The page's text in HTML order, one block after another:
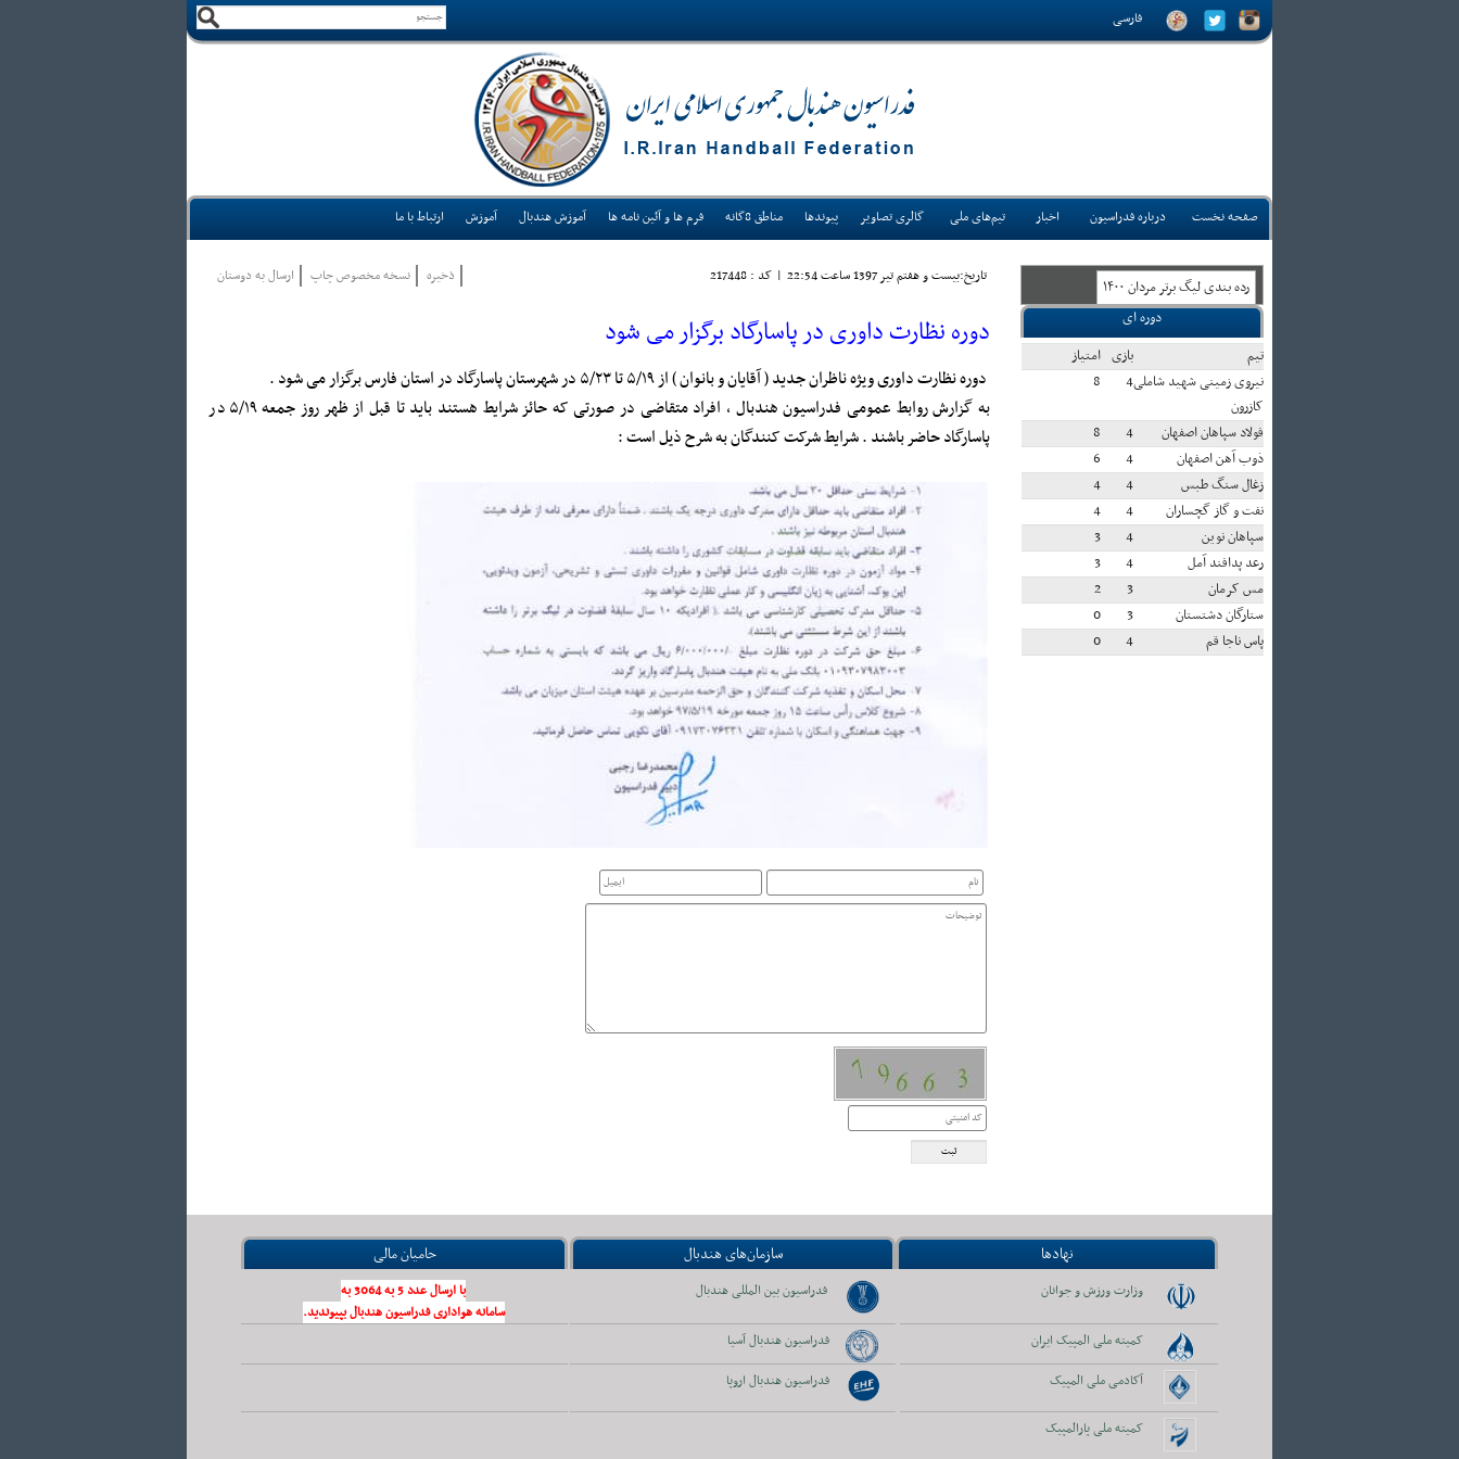
فارسی
صفحه نخست درباره فدراسیون اخبار تیم‌های ملی گالری تصاویر پیوندها مناطق 8گانه فرم ها و آئین نامه ها آموزش هندبال آموزش ارتباط با ما
رده بندی ليگ برتر مردان ۱۴۰۰
دوره ای
تيم
بازی امتياز
نیروی زمینی شهید شاملی
کازرون
4
8
فولاد سپاهان اصفهان 4
8
ذوب آهن اصفهان
4
6
زغال سنگ طبس
4
4
نفت و گاز گچساران
4
4
سپاهان نوین
4
3
رعد پدافند آمل
4
3
مس کرمان
3
2
ستارگان دشتستان
3
0
پاس ناجا قم
4
0
تاريخ:بيست و هفتم تير 1397 ساعت 22:54 | کد : 217448 ذخيره نسخه مخصوص چاپ ارسال به دوستان
دوره نظارت داوری در پاسارگاد برگزار می شود
دوره نظارت داوری ویژه ناظران جدید ( آقایان و بانوان ) از ۵/۱۹ تا ۵/۲۳ در شهرستان پاسارگاد در استان فارس برگزار می شود .
به گزارش روابط عمومی فدراسیون هندبال ، افراد متقاضی در صورتی که حائز شرایط هستند باید تا قبل از ظهر روز جمعه ۵/۱۹ در
پاسارگاد حاضر باشند . شرایط شرکت کنندگان به شرح ذیل است :
نهادها سازمان‌های هندبال حامیان مالی
وزارت ورزش و جوانان فدراسیون بین المللی هندبال
با ارسال عدد 5 به 3064 به
سامانه هواداری فدراسیون هندبال بپیوندید.
کمیته ملی المپیک ایران
فدراسیون هندبال آسیا
آکادمی ملی المپیک
فدراسیون هندبال اروپا
کمیته ملی پارالمپیک